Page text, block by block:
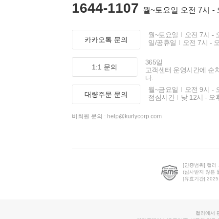
1644-1107 월~토요일 오전 7시 -
카카오톡 문의
월~토요일
오전 7시 -
일/공휴일
오전 7시 -
1:1 문의
365일
고객센터 운영시간에 순
다.
대량주문 문의
월~금요일
오전 9시 -
점심시간
낮 12시 - 오
비회원 문의 : help@kurlycorp.com
[인증범위] 컬리
(심사받지 않은
[유효기간]
컬리에서